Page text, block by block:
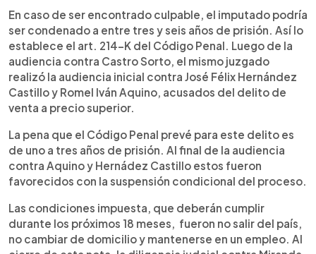
En caso de ser encontrado culpable, el imputado podría
ser condenado a entre tres y seis años de prisión. Así lo
establece el art. 214-K del Código Penal. Luego de la
audiencia contra Castro Sorto, el mismo juzgado
realizó la audiencia inicial contra José Félix Hernández
Castillo y Romel Iván Aquino, acusados del delito de
venta a precio superior.
La pena que el Código Penal prevé para este delito es
de uno a tres años de prisión. Al final de la audiencia
contra Aquino y Hernádez Castillo estos fueron
favorecidos con la suspensión condicional del proceso.
Las condiciones impuesta, que deberán cumplir
durante los próximos 18 meses, fueron no salir del país,
no cambiar de domicilio y mantenerse en un empleo. Al